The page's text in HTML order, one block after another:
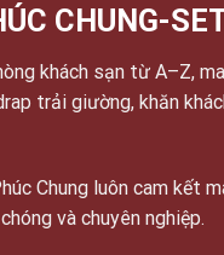
CHUNG-
khách sạn từ A–Z,
trải giường, khăn
Chung luôn cam
và chuyên nghiệp.